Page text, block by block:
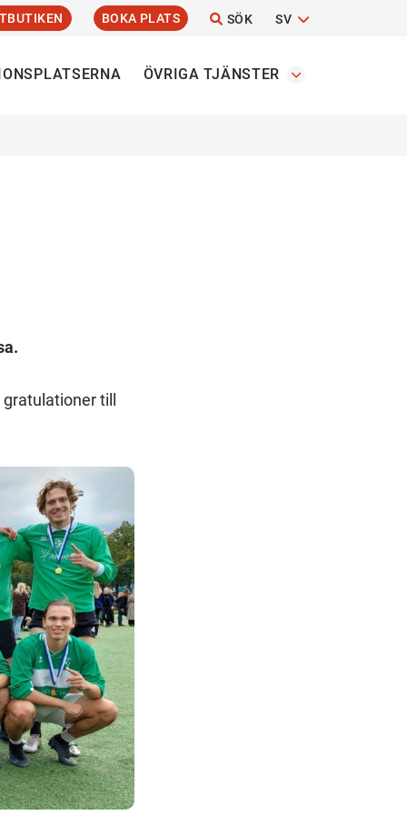
BOKA PLATS SÖK SV
ÖVRIGA TJÄNSTER
till